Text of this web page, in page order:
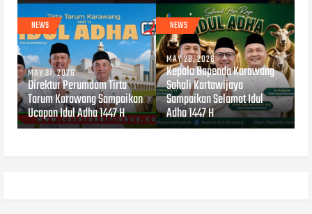
NEWS
MAY 31, 2026
Direktur Perumdam Tirta
Tarum Karawang Sampaikan
Ucapan Idul Adha 1447 H
NEWS
MAY 28, 2026
Kepala Bapenda Karawang
Sahali Kartawijaya
Sampaikan Selamat Idul
Adha 1447 H